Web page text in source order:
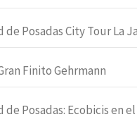
Posadas City Tour La
Finito Gehrmann
Posadas: Ecobicis en